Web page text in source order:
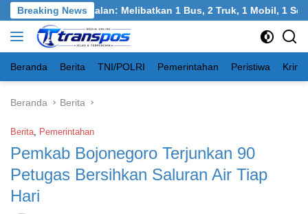
Langsung
ke
konten
Breaking News
Bangkalan: Melibatkan 1 Bus, 2 Truk, 1 Mobil, 1 Sepeda
Beranda Berita TNI/POLRI Pemerintahan Peristiwa
Beranda Berita
Berita, Pemerintahan
Pemkab Bojonegoro Terjunkan 90
Petugas Bersihkan Saluran Air Tiap
Hari